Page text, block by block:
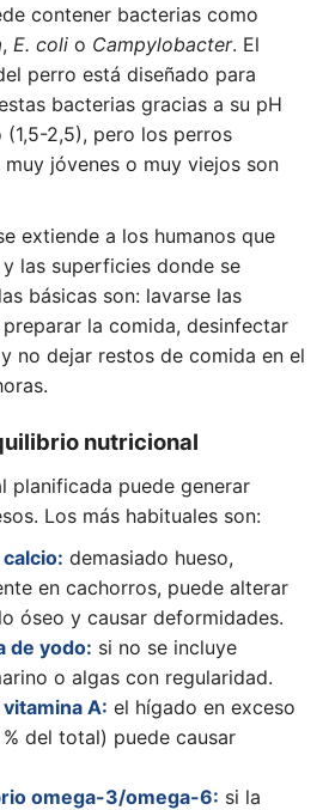
contener bacterias como
, E. coli o Campylobacter. El
perro está diseñado para
bacterias gracias a su pH
2,5), pero los perros
jóvenes o muy viejos son
extiende a los humanos que
las superficies donde se
básicas son: lavarse las
la comida, desinfectar
no dejar restos de comida en el
nutricional
planificada puede generar
Los más habituales son:
demasiado hueso,
en cachorros, puede alterar
óseo y causar deformidades.
de yodo: si no se incluye
o algas con regularidad.
A: el hígado en exceso
del total) puede causar
omega-3/omega-6: si la